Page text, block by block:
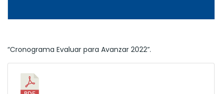
“Cronograma Evaluar para Avanzar 2022”.